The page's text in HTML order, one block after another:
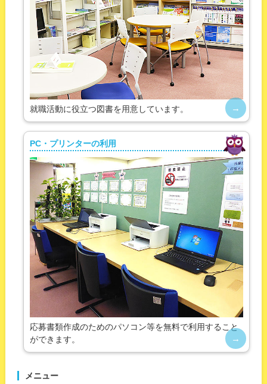
就職活動に役立つ図書を用意しています。
PC・プリンターの利用
応募書類作成のためのパソコン等を無料で利用すること
ができます。
メニュー